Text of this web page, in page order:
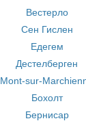
Вестерло
Сен Гислен
Едегем
Дестелберген
Mont-sur-
Бохолт
Бернисар